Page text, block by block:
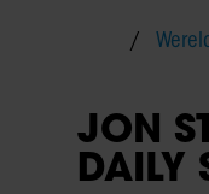
JON
DAILY